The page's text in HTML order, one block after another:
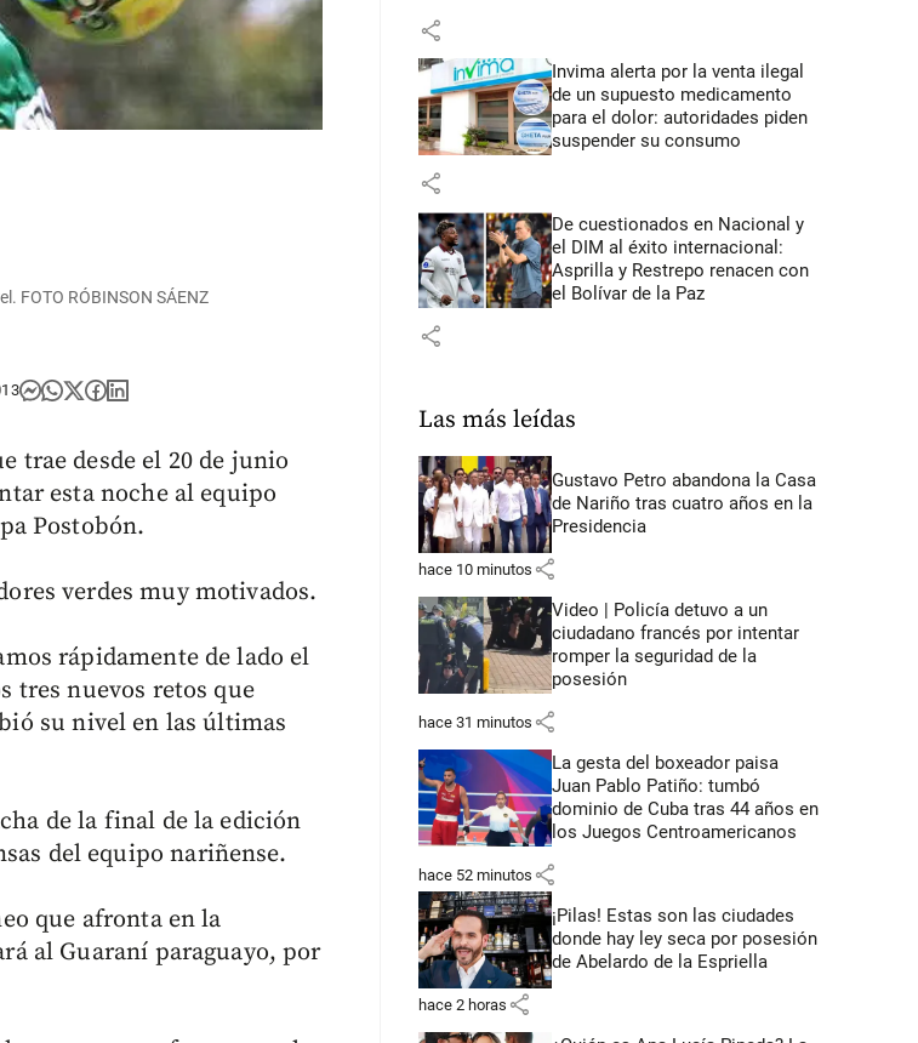
FOTO RÓBINSON SÁENZ
trae desde el 20 de junio
esta noche al equipo
Postobón.
verdes muy motivados.
rápidamente de lado el
tres nuevos retos que
su nivel en las últimas
de la final de la edición
del equipo nariñense.
que afronta en la
al Guaraní paraguayo, por
share
Invima alerta por la venta ilegal
de un supuesto medicamento
para el dolor: autoridades piden
suspender su consumo
share
De cuestionados en Nacional y
el DIM al éxito internacional:
Asprilla y Restrepo renacen con
el Bolívar de la Paz
share
Las más leídas
Gustavo Petro abandona la Casa
de Nariño tras cuatro años en la
Presidencia
hace 10 minutos share
Video | Policía detuvo a un
ciudadano francés por intentar
romper la seguridad de la
posesión
hace 31 minutos share
La gesta del boxeador paisa
Juan Pablo Patiño: tumbó
dominio de Cuba tras 44 años en
los Juegos Centroamericanos
hace 52 minutos share
¡Pilas! Estas son las ciudades
donde hay ley seca por posesión
de Abelardo de la Espriella
hace 2 horas share